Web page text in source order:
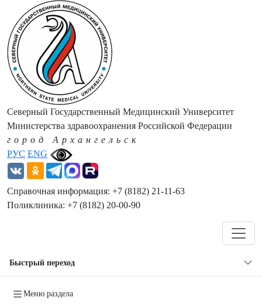
РУС ENG
Северный Государственный Медицинский Университет
Министерства здравоохранения Российской Федерации
город Архангельск
Справочная информация: +7 (8182) 21-11-63
Поликлиника: +7 (8182) 20-00-90
Быстрый переход
Меню раздела